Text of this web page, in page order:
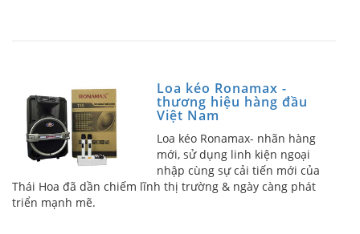
Loa kéo Ronamax -
thương hiệu hàng đầu
Việt Nam
Loa kéo Ronamax- nhãn hàng
mới, sử dụng linh kiện ngoại
nhập cùng sự cải tiến mới của
Thái Hoa đã dần chiếm lĩnh thị trường & ngày càng phát
triển mạnh mẽ.